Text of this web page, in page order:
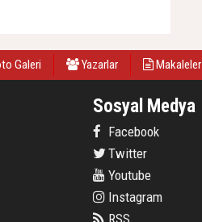
Galeri Yazarlar Makaleler
Sosyal Medya
Facebook
Twitter
Youtube
Instagram
RSS